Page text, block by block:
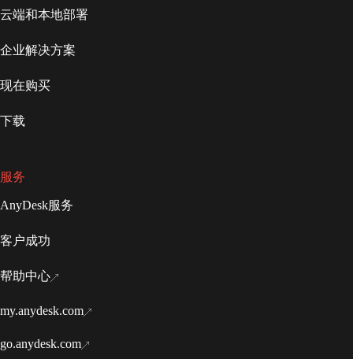
云端和本地部署
企业解决方案
现在购买
下载
服务
AnyDesk服务
客户成功
帮助中心
my.anydesk.com
go.anydesk.com